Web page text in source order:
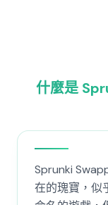
什麼是
Sprunki
在的瑰寶，似